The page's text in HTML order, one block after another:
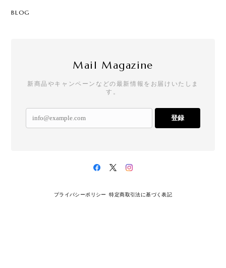
BLOG
Mail Magazine
新商品やキャンペーンなどの最新情報をお届けいたしま
す。
登録
プライバシーポリシー 特定商取引法に基づく表記